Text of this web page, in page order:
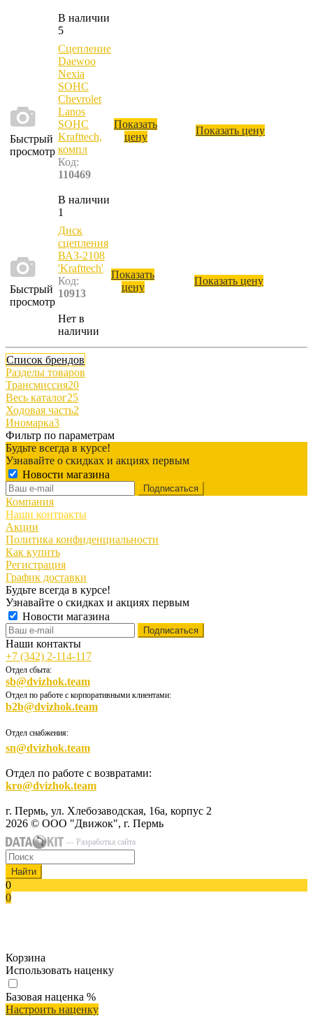
В наличии
5
Быстрый
просмотр
Сцепление
Daewoo
Nexia
SOHC
Chevrolet
Lanos
SOHC
Krafttech,
компл
Код:
110469
В наличии
1
Показать
цену
Показать цену
Быстрый
просмотр
Диск
сцепления
ВАЗ-2108
'Krafttech'
Код:
10913
Нет в
наличии
Показать
цену
Показать цену
Список брендов
Разделы товаров
Трансмиссия20
Весь каталог25
Ходовая часть2
Иномарка3
Фильтр по параметрам
Будьте всегда в курсе!
Узнавайте о скидках и акциях первым
Новости магазина
Компания
Наши контракты
Акции
Политика конфиденциальности
Как купить
Регистрация
График доставки
Будьте всегда в курсе!
Узнавайте о скидках и акциях первым
Новости магазина
Наши контакты
+7 (342) 2-114-117
Отдел сбыта:
sb@dvizhok.team
Отдел по работе с корпоративными клиентами:
b2b@dvizhok.team
Отдел снабжения:
sn@dvizhok.team
Отдел по работе с возвратами:
kro@dvizhok.team
г. Пермь, ул. Хлебозаводская, 16а, корпус 2
2026 © ООО "Движок", г. Пермь
— Разработка сайта
Найти
0
0
Корзина
Использовать наценку
Базовая наценка %
Настроить наценку